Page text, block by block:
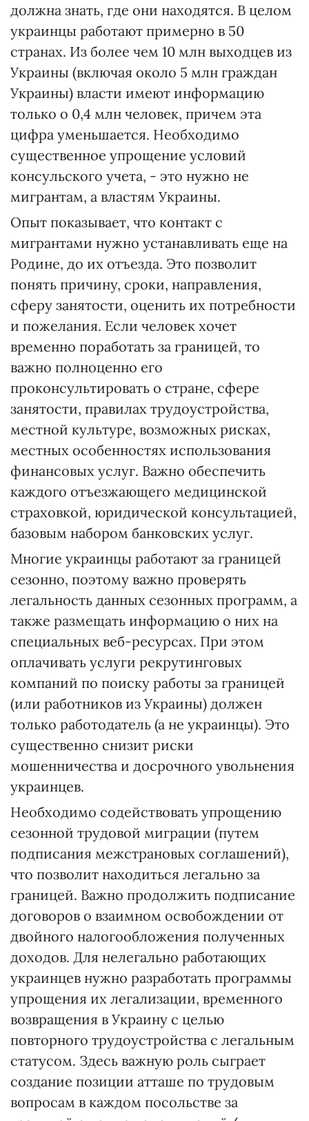
должна знать, где они находятся. В целом
украинцы работают примерно в 50
странах. Из более чем 10 млн выходцев из
Украины (включая около 5 млн граждан
Украины) власти имеют информацию
только о 0,4 млн человек, причем эта
цифра уменьшается. Необходимо
существенное упрощение условий
консульского учета, - это нужно не
мигрантам, а властям Украины.
Опыт показывает, что контакт с
мигрантами нужно устанавливать еще на
Родине, до их отъезда. Это позволит
понять причину, сроки, направления,
сферу занятости, оценить их потребности
и пожелания. Если человек хочет
временно поработать за границей, то
важно полноценно его
проконсультировать о стране, сфере
занятости, правилах трудоустройства,
местной культуре, возможных рисках,
местных особенностях использования
финансовых услуг. Важно обеспечить
каждого отъезжающего медицинской
страховкой, юридической консультацией,
базовым набором банковских услуг.
Многие украинцы работают за границей
сезонно, поэтому важно проверять
легальность данных сезонных программ, а
также размещать информацию о них на
специальных веб-ресурсах. При этом
оплачивать услуги рекрутинговых
компаний по поиску работы за границей
(или работников из Украины) должен
только работодатель (а не украинцы). Это
существенно снизит риски
мошенничества и досрочного увольнения
украинцев.
Необходимо содействовать упрощению
сезонной трудовой миграции (путем
подписания межстрановых соглашений),
что позволит находиться легально за
границей. Важно продолжить подписание
договоров о взаимном освобождении от
двойного налогообложения полученных
доходов. Для нелегально работающих
украинцев нужно разработать программы
упрощения их легализации, временного
возвращения в Украину с целью
повторного трудоустройства с легальным
статусом. Здесь важную роль сыграет
создание позиции атташе по трудовым
вопросам в каждом посольстве за